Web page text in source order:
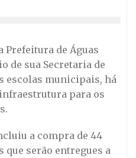
Prefeitura de Águas
de sua Secretaria de
escolas municipais, há
para os
a compra de 44
serão entregues a